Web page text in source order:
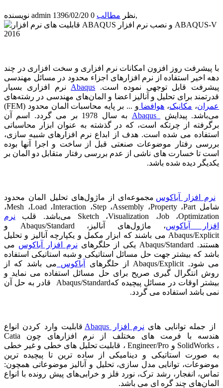
نویسنده admin 1396/02/20 0 نظر مطالب ,
با پیشرفت روز افزون امکانات نرم افزاری و سخت افزاری در چند
دهه اخیر استفاده از نرم افزارهای اجزاء محدود در مسائل مهندسی
پیشرفت قابل توجهی نموده است. Abaqus نرم افزاری بسیار
قدرتمند برای تحلیل و آنالیز اعضا و المان‌های مهندسی در رشته‌های
عمران، مکانیک، هوافضا و ... بر پایه محاسبات المان محدود (FEM
)
می‌باشد. پیدایش
Abaqus
به سال 1978 بر می گردد. اسم آن
برگرفته از چرتکه است، که در گذشته به عنوان ابزار محاسباتی
استفاده می شده است. هدف از ابداع نرم افزارهای شبیه سازی،
بررسی رفتار موضوعات صنعتی قبل از ساخت و اجرا آنها بوده
است تا خسارت های ناشی از عدم بررسی رفتار متقابل دو المان بر
یکدیگر دیده شده باشد.
نرم افزار آباکوس مجموعه‌ای از ماژول‌های تحلیل المان محدود
شامل Part،Property، Assembly،Step، Interaction، Load، Mesh،
Optimization،Job، Visualization، Sketch می‌باشد. قلب نرم
افزار
آباکوس، ماژول‌های آنالیز، Abaqus/Standard و
Abaqus/Explicit می باشند که ابزار مکمل و یکپارچه آنالیز و تحلیل
هستند. Abaqus/Standard یکی از حلگرهای نرم افزار آباکوس می
باشد که بیشتر جهت حل مسائل استاتیکی و شبه استاتیکی استفاده
می شود. Abaqus/Explicit از حلگرهای آباکوس می باشد که از
روش انتگرال گیری صریح برای حل مسائل استفاده می نماید و
بیشتر اوقات در مسائل پیچیده کهAbaqus/Standard
قادر به حل آن
نمی باشد استفاده می گردد.
از جمله توانایی های نرم افزار Abaqus قابلیت وارد کردن انواع
هندسه با فرمت های مختلف از نرم افزارهای چون Catia
، SolidWorks و Engineer/Pro، قابلیت تحلیل های خطی و غیر خطی
به صورت استاتیکی و دینامیکی از ساده ترین تا پیچیده ترین
موضوعات، توانایی مدل سازی، تحلیل و آنالیز موضوعاتی همچون:
تماس، انفجار، رشد ترک، نورد فلز و خرابی‌های پیش رونده با انواع
المان‌های چند گره ای می باشد.